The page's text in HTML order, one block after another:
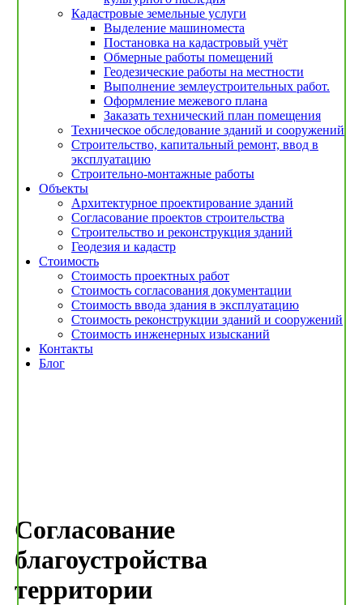
Кадастровые земельные услуги
Выделение машиноместа
Постановка на кадастровый учёт
Обмерные работы помещений
Геодезические работы на местности
Выполнение землеустроительных работ.
Оформление межевого плана
Заказать технический план помещения
Техническое обследование зданий и сооружений
Строительство, капитальный ремонт, ввод в
эксплуатацию
Строительно-монтажные работы
Объекты
Архитектурное проектирование зданий
Согласование проектов строительства
Строительство и реконструкция зданий
Геодезия и кадастр
Стоимость
Стоимость проектных работ
Стоимость согласования документации
Стоимость ввода здания в эксплуатацию
Стоимость реконструкции зданий и сооружений
Стоимость инженерных изысканий
Контакты
Блог
Согласование
благоустройства
территории